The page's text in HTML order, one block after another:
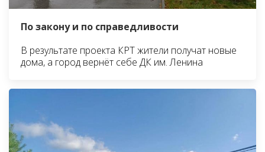
По закону и по справедливости
В результате проекта КРТ жители получат новые
дома, а город вернёт себе ДК им. Ленина